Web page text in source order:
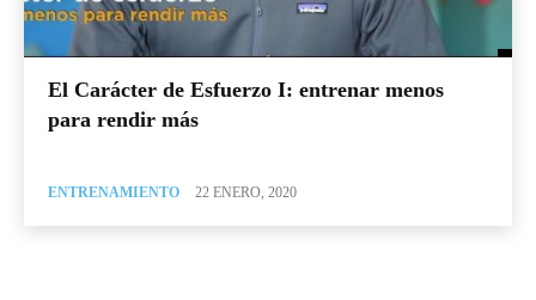
El Carácter de Esfuerzo I: entrenar menos
para rendir más
ENTRENAMIENTO 22 ENERO, 2020